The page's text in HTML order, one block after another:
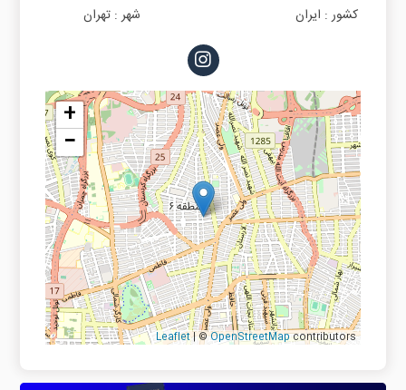
کشور : ایران شهر : تهران
+
−
Leaflet| ©OpenStreetMapcontributors